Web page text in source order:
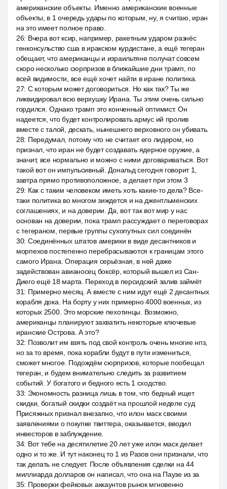
американские объекты. Именно американские военные
объекты, в 1 очередь удары по которым, ну, я считаю, иран
на это имеет полное право.
26: Вчера вот ксир, например, ракетным ударом разнёс
генконсульство сша в иракском курдистане, а ещё тегеран
обещает, что американцы и израильтяне получат совсем
скоро несколько сюрпризов в ближайшие дни трамп, по
всей видимости, все ещё хочет найти в иране политика.
27: С которым может договориться. Но как так? Ты же
ликвидировал всю верхушку Ирана. Ты этим очень сильно
гордился. Однако трамп это конченный оптимист. Он
надеется, что будет контролировать армус ий пролив
вместе с талой, дескать, нынешнего верховного он убивать.
28: Передумал, потому что не считает его лидером, но
признал, что иран не будет создавать ядерное оружие, а
значит, все нормально и можно с ними договариваться. Вот
такой вот он импульсивный. Дональд сегодня говорит 1,
завтра прямо противоположное, а делает при этом 3
29: Как с таким человеком иметь хоть какие-то дела? Все-
таки политика во многом зиждется и на джентльменских
соглашениях, и на доверии. Да, вот так вот мир у нас
основан на доверии, пока трамп рассуждает о переговорах
с тегераном, первые группы сухопутных сил соединён
30: Соединённых штатов америки в виде десантников и
морпехов постепенно перебрасываются к границам этого
самого Ирана. Операция серьёзная, в ней даже
задействован авианосец боксёр, который вышел из Сан-
Диего ещё 18 марта. Переход в персидский залив займёт
31: Примерно месяц. А вместе с ним идут ещё 2 десантных
корабля дока. На борту у них примерно 4000 военных, из
которых 2500. Это морские пехотинцы. Возможно,
американцы планируют захватить некоторые ключевые
иранские Острова. А это?
32: Позволит им взять под свой контроль очень многие нпз,
но за то время, пока корабли будут в пути измениться,
сможет многое. Подождём сюрпризов, которые пообещал
тегеран, и будем внимательно следить за развитием
событий. У богатого и бедного есть 1 сходство.
33: Экономность разница лишь в том, что бедный ищет
скидки, богатый скидки создаёт на прошлой неделе суд
Присяжных признал внезапно, что илон маск своими
заявлениями о покупке твиттера, оказывается, вводил
инвесторов в заблуждение.
34: Вот тебе на десятилетие 20 лет уже илон маск делает
одно и то же. И тут наконец то 1 из Разов они признали, что
так делать не следует. После объявления сделки на 44
миллиарда долларов он написал, что она на Паузе из за
35: Проверки фейковых аккаунтов рынок мгновенно